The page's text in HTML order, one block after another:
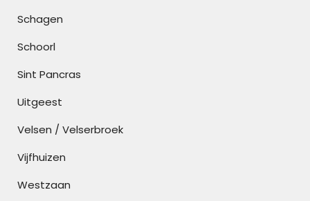
Schagen
Schoorl
Sint Pancras
Uitgeest
Velsen / Velserbroek
Vijfhuizen
Westzaan